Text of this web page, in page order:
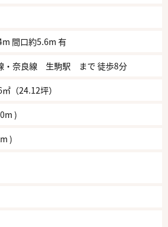
間口約5.6m 有
・奈良線 生駒駅 まで 徒歩8分
（24.12坪）
)
)